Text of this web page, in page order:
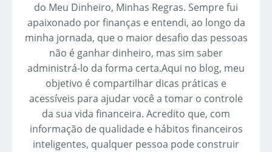
do Meu Dinheiro, Minhas Regras. Sempre fui
apaixonado por finanças e entendi, ao longo da
minha jornada, que o maior desafio das pessoas
não é ganhar dinheiro, mas sim saber
administrá-lo da forma certa.Aqui no blog, meu
objetivo é compartilhar dicas práticas e
acessíveis para ajudar você a tomar o controle
da sua vida financeira. Acredito que, com
informação de qualidade e hábitos financeiros
inteligentes, qualquer pessoa pode construir